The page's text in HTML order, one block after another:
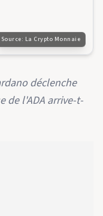
Source: La Crypto Monnaie
déclenche
de l'ADA arrive-t-